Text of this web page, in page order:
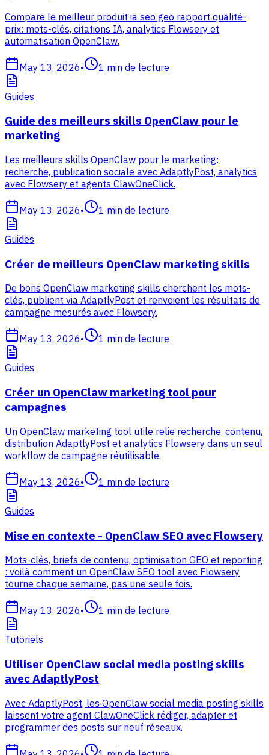
Compare le meilleur produit ia seo geo rapport qualité-
prix: mots-clés, citations IA, analytics Flowsery et
automatisation OpenClaw.
May 13, 2026• 1 min de lecture
Guides
Guide des meilleurs skills OpenClaw pour le
marketing
Les meilleurs skills OpenClaw pour le marketing:
recherche, publication sociale avec AdaptlyPost, analytics
avec Flowsery et agents ClawOneClick.
May 13, 2026• 1 min de lecture
Guides
Créer de meilleurs OpenClaw marketing skills
De bons OpenClaw marketing skills cherchent les mots-
clés, publient via AdaptlyPost et renvoient les résultats de
campagne mesurés avec Flowsery.
May 13, 2026• 1 min de lecture
Guides
Créer un OpenClaw marketing tool pour
campagnes
Un OpenClaw marketing tool utile relie recherche, contenu,
distribution AdaptlyPost et analytics Flowsery dans un seul
workflow de campagne réutilisable.
May 13, 2026• 1 min de lecture
Guides
Mise en contexte - OpenClaw SEO avec Flowsery
Mots-clés, briefs de contenu, optimisation GEO et reporting
: voilà comment un OpenClaw SEO tool avec Flowsery
tourne chaque semaine, pas une seule fois.
May 13, 2026• 1 min de lecture
Tutoriels
Utiliser OpenClaw social media posting skills
avec AdaptlyPost
Avec AdaptlyPost, les OpenClaw social media posting skills
laissent votre agent ClawOneClick rédiger, adapter et
programmer des posts sur neuf réseaux.